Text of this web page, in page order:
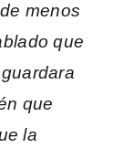
menos
que
que
la